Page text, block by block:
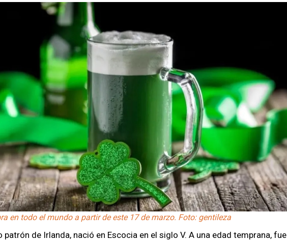
en todo el mundo a partir de este 17 de marzo. Foto: gentileza
patrón de Irlanda, nació en Escocia en el siglo V. A una edad temprana, fue